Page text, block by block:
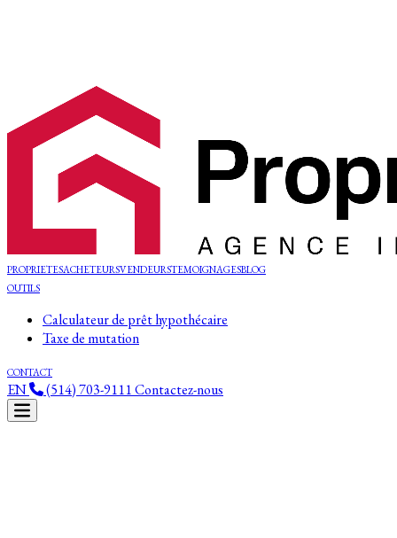
PROPRIETESACHETEURSVENDEURSTEMOIGNAGESBLOG
OUTILS
Calculateur de prêt hypothécaire
Taxe de mutation
CONTACT
EN (514) 703-9111Contactez-nous